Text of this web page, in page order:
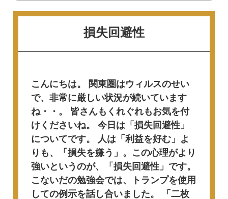
損失回避性
こんにちは。
関東圏はウィルスのせい
で、非常に厳しい状況が続いています
ね・・。
皆さんもくれぐれもお気を付
けくださいね。
今日は「損失回避性」
についてです。
人は「利益を好む」よ
りも、「損失を嫌う」。この心理がより
強いというのが、「損失回避性」です。
こないだの勉強会では、トランプを使用
しての例示を話し合いました。
「二枚